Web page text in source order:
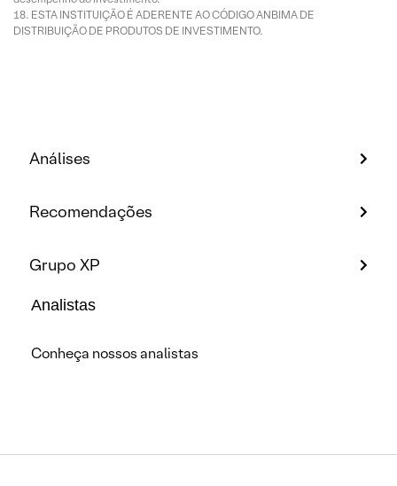
ESTA INSTITUIÇÃO É ADERENTE AO CÓDIGO ANBIMA DE
DISTRIBUIÇÃO DE PRODUTOS DE INVESTIMENTO.
Análises
Recomendações
Grupo XP
Analistas
Conheça nossos analistas